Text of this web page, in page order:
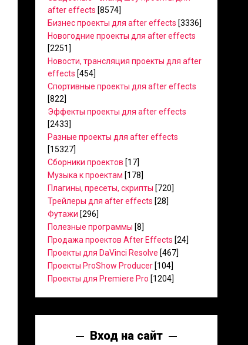
after effects [8574]
Бизнес проекты для after effects [3336]
Новогодние проекты для after effects
[2251]
Новости, трансляция проекты для after
effects [454]
Спортивные проекты для after effects
[822]
Эффекты проекты для after effects
[2433]
Разные проекты для after effects
[15327]
Сборники проектов [17]
Музыка к проектам [178]
Плагины, пресеты, скрипты [720]
Трейлеры для after effects [28]
Футажи [296]
Полезные программы [8]
Продажа проектов After Effects [24]
Проекты для DaVinci Resolve [467]
Проекты ProShow Producer [104]
Проекты для Premiere Pro [1204]
Вход на сайт